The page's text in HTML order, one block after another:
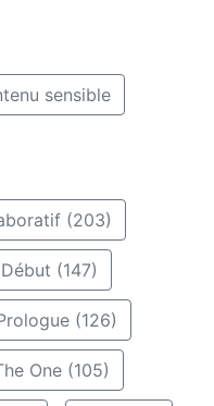
sensible
(203)
Début (147)
(126)
One (105)